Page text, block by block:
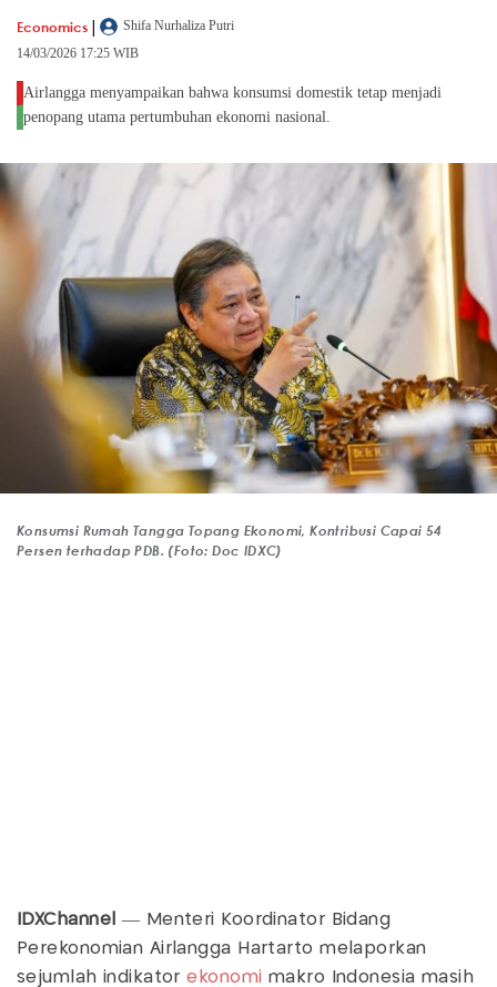
Economics |
Shifa Nurhaliza Putri
14/03/2026 17:25 WIB
Airlangga menyampaikan bahwa konsumsi domestik tetap menjadi
penopang utama pertumbuhan ekonomi nasional.
Konsumsi Rumah Tangga Topang Ekonomi, Kontribusi Capai 54
Persen terhadap PDB. (Foto: Doc IDXC)
IDXChannel — Menteri Koordinator Bidang
Perekonomian Airlangga Hartarto melaporkan
sejumlah indikatorekonomi makro Indonesia masih